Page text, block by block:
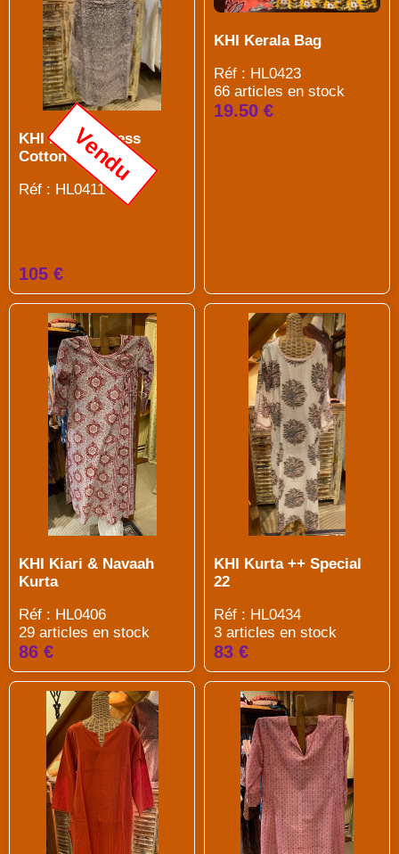
KHI Kaftan Dress
Cotton
Réf : HL0411
Vendu
105 €
KHI Kerala Bag
Réf : HL0423
66 articles en stock
19.50 €
KHI Kiari & Navaah
Kurta
Réf : HL0406
29 articles en stock
86 €
KHI Kurta ++ Special
22
Réf : HL0434
3 articles en stock
83 €